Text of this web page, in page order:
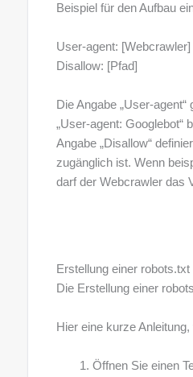
Beispiel für den Aufbau
User-agent: [Webcrawler]
Disallow: [Pfad]
Die Angabe „User-
„User-agent: Googlebot“
Angabe „Disallow“
zugänglich ist. Wenn
darf der Webcrawler das
Erstellung einer robots.txt
Die Erstellung einer
Hier eine kurze
Öffnen Sie einen